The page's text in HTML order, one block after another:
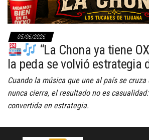
05/06/2026
“La Chona ya tiene
la peda se volvió estrategia
Cuando la música que une al país se
nunca cierra, el resultado no es
convertida en estrategia.